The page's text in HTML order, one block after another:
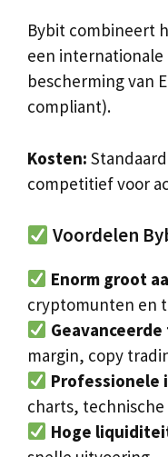
Bybit combineert
een internationale
bescherming van
compliant).
Kosten:
competitief voor
Voordelen
Enorm groot
cryptomunten en
margin, copy
Professionele
charts, technische
Hoge